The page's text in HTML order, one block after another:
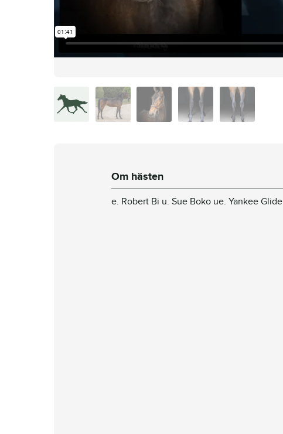
80 Peggy Bokofrom L.A. Racing Mediaon Vimeo.
Om hästen
e. Robert Bi u. Sue Boko ue. Yankee Glide